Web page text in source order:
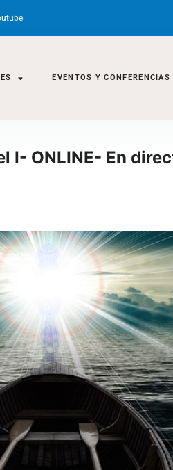
EVENTOS Y CONFERENCIAS
I- ONLINE- En